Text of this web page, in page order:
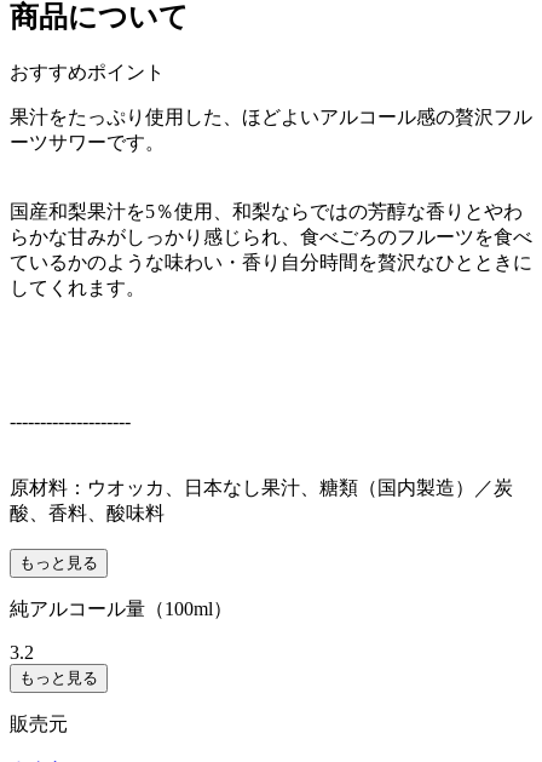
商品について
おすすめポイント
果汁をたっぷり使用した、ほどよいアルコール感の贅沢フル
ーツサワーです。
国産和梨果汁を5％使用、和梨ならではの芳醇な香りとやわ
らかな甘みがしっかり感じられ、食べごろのフルーツを食べ
ているかのような味わい・香り自分時間を贅沢なひとときに
してくれます。
--------------------
原材料：ウオッカ、日本なし果汁、糖類（国内製造）／炭
酸、香料、酸味料
もっと見る
純アルコール量（100ml）
3.2
もっと見る
販売元